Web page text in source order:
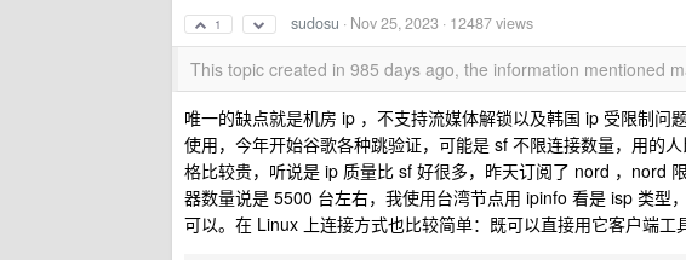
1 sudosu · Nov 25, 2023 · 12487 views
This topic created in 985 days ago, the information mentioned
唯一的缺点就是机房 ip ，不支持流媒体解锁以及韩国 ip 受限制
使用，今年开始谷歌各种跳验证，可能是 sf 不限连接数量，用的
格比较贵，听说是 ip 质量比 sf 好很多，昨天订阅了 nord ，nord
器数量说是 5500 台左右，我使用台湾节点用 ipinfo 看是 isp 类型
可以。在 Linux 上连接方式也比较简单：既可以直接用它客户端工